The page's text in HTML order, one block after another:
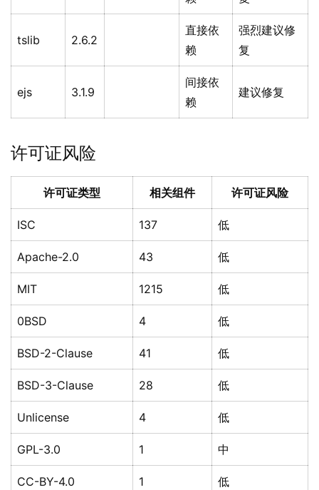
tslib 2.6.2
直接依
赖
强烈建议修
复
ejs 3.1.9
间接依
赖
建议修复
许可证风险
许可证类型 相关组件 许可证风险
ISC 137 低
Apache-2.0 43 低
MIT 1215 低
0BSD 4 低
BSD-2-Clause 41 低
BSD-3-Clause 28 低
Unlicense 4 低
GPL-3.0 1 中
CC-BY-4.0 1 低